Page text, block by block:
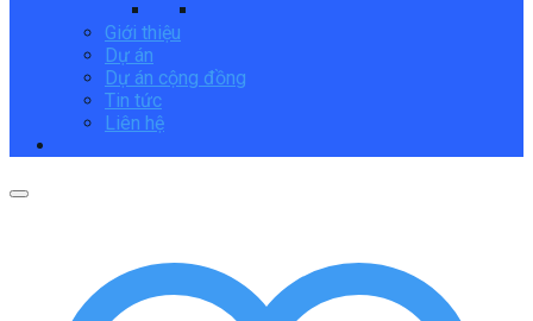
Giới thiệu
Dự án
Dự án cộng đồng
Tin tức
Liên hệ